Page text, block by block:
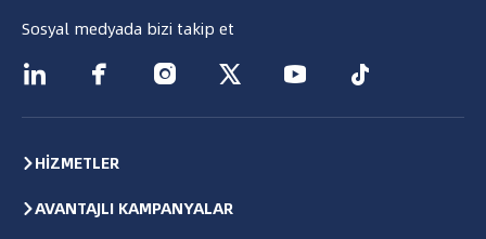
Sosyal medyada bizi takip et
     
HİZMETLER
AVANTAJLI KAMPANYALAR